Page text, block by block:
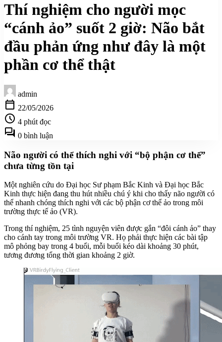
Thí nghiệm cho người mọc
“cánh ảo” suốt 2 giờ: Não bắt
đầu phản ứng như đây là một
phần cơ thể thật
admin
calendar_today 22/05/2026
schedule 4 phút đọc
forum 0 bình luận
Não người có thể thích nghi với “bộ phận cơ thể”
chưa từng tồn tại
Một nghiên cứu do Đại học Sư phạm Bắc Kinh và Đại học Bắc
Kinh thực hiện đang thu hút nhiều chú ý khi cho thấy não người có
thể nhanh chóng thích nghi với các bộ phận cơ thể ảo trong môi
trường thực tế ảo (VR).
Trong thí nghiệm, 25 tình nguyện viên được gắn “đôi cánh ảo” thay
cho cánh tay trong môi trường VR. Họ phải thực hiện các bài tập
mô phỏng bay trong 4 buổi, mỗi buổi kéo dài khoảng 30 phút,
tương đương tổng thời gian khoảng 2 giờ.